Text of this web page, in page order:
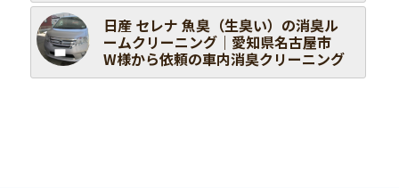
日産 セレナ 魚臭（生臭い）の消臭ル
ームクリーニング｜愛知県名古屋市
W様から依頼の車内消臭クリーニング